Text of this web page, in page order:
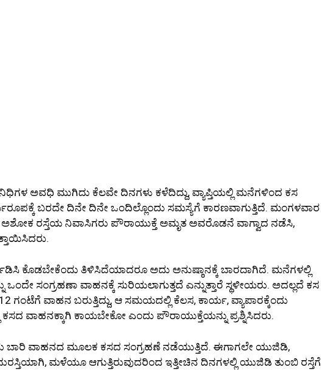
ಅವಧಿ ಮುಗಿದು ಕೆಲವೇ ದಿನಗಳು ಕಳೆದಿದ್ದು, ವ್ಯಾಪ್ತಿಯಲ್ಲಿ ಮನೆಗಳಿಂದ ಕಸ
ಬರದೇ ದಿನೇ ದಿನೇ ಒಂದಿಲ್ಲೊಂದು ಸಮಸ್ಯೆಗೆ ಕಾರಣವಾಗುತ್ತಿದೆ. ಮಂಗಳವಾರ
ಅಶೋಕ ರಸ್ತೆಯ ನಿವಾಸಿಗರು ಪೌರಾಯುಕ್ತೆ ಅಮೃತ ಅವರೊಡನೆ ವಾಗ್ವಾದ ನಡೆಸಿ,
ಕೊಡಬೇಕೆಂದು ತಿಳಿಸಿದೆಯಾದರೂ ಅದು ಅನುಷ್ಠಾನಕ್ಕೆ ಬಾರದಾಗಿದೆ. ಮನೆಗಳಲ್ಲಿ
ಸಂಗ್ರಹಣಾ ವಾಹನಕ್ಕೆ ಸುರಿಯಲಾಗುತ್ತದೆ ಎನ್ನುತ್ತಾರೆ ಸ್ಥಳೀಯರು. ಅದಲ್ಲದೆ ಕಸ
ಗಂಟೆಗೆ ವಾಹನ ಬರುತ್ತಿದ್ದು, ಆ ಸಮಯದಲ್ಲಿ ಕೆಲಸ, ಕಾರ್ಯ, ವ್ಯಾಪಾರಕ್ಕೆಂದು
ವಾಹನಕ್ಕಾಗಿ ಕಾಯಬೇಕೋ ಎಂದು ಪೌರಾಯುಕ್ತೆಯನ್ನು ಪ್ರಶ್ನಿಸಿದರು.
ಬಾರಿ ವಾಹನದ ಮೂಲಕ ಕಸದ ಸಂಗ್ರಹಣೆ ನಡೆಯುತ್ತಿದೆ. ಈಗಾಗಲೇ ಯುಜಿಡಿ,
ಮಳೆಯೂ ಆಗುತ್ತಿರುವುದರಿಂದ ಇತ್ತೀಚಿನ ದಿನಗಳಲ್ಲಿ ಯುಜಿಡಿ ತುಂಬಿ ರಸ್ತೆಗೆ